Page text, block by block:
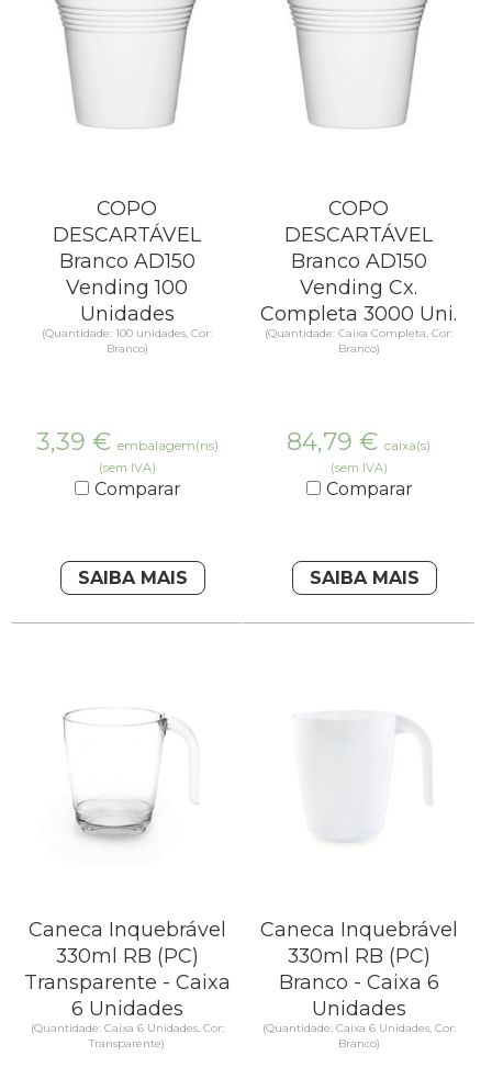
COPO
DESCARTÁVEL
Branco AD150
Vending 100
Unidades
(Quantidade: 100 unidades, Cor:
Branco)
3,39 € embalagem(ns)
(sem IVA)
Comparar
SAIBA MAIS
COPO
DESCARTÁVEL
Branco AD150
Vending Cx.
Completa 3000 Uni.
(Quantidade: Caixa Completa, Cor:
Branco)
84,79 € caixa(s)
(sem IVA)
Comparar
SAIBA MAIS
Caneca Inquebrável
330ml RB (PC)
Transparente - Caixa
6 Unidades
(Quantidade: Caixa 6 Unidades, Cor:
Transparente)
Caneca Inquebrável
330ml RB (PC)
Branco - Caixa 6
Unidades
(Quantidade: Caixa 6 Unidades, Cor:
Branco)